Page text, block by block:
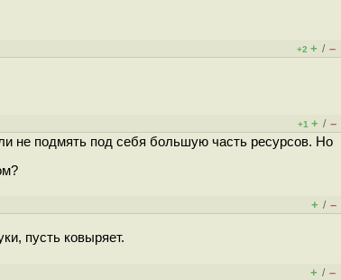
+2 + / –
+1 + / –
не подмять под себя большую часть ресурсов. Но
+ / –
пусть ковыряет.
+ / –